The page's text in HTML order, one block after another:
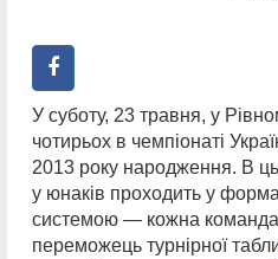
У суботу, 23 травня, у
чотирьох в чемпіонаті
2013 року народження. В
у юнаків проходить у
системою — кожна команда
переможець турнірної